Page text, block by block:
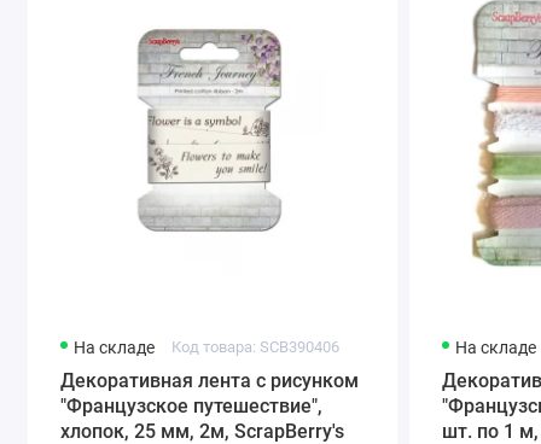
На складе Код товара: SCB390406
Декоративная лента с рисунком
"Французское путешествие",
хлопок, 25 мм, 2м, ScrapBerry's
На складе
шт. по 1